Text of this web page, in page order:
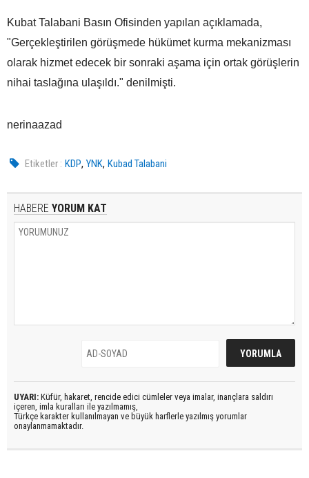
Kubat Talabani Basın Ofisinden yapılan açıklamada,
"Gerçekleştirilen görüşmede hükümet kurma mekanizması
olarak hizmet edecek bir sonraki aşama için ortak görüşlerin
nihai taslağına ulaşıldı." denilmişti.
nerinaazad
Etiketler : KDP,YNK,Kubad Talabani
HABERE YORUM KAT
UYARI: Küfür, hakaret, rencide edici cümleler veya imalar, inançlara saldırı
içeren, imla kuralları ile yazılmamış,
Türkçe karakter kullanılmayan ve büyük harflerle yazılmış yorumlar
onaylanmamaktadır.